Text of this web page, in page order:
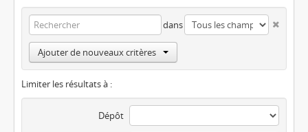
dans
Ajouter de nouveaux critères
Limiter les résultats à :
Dépôt